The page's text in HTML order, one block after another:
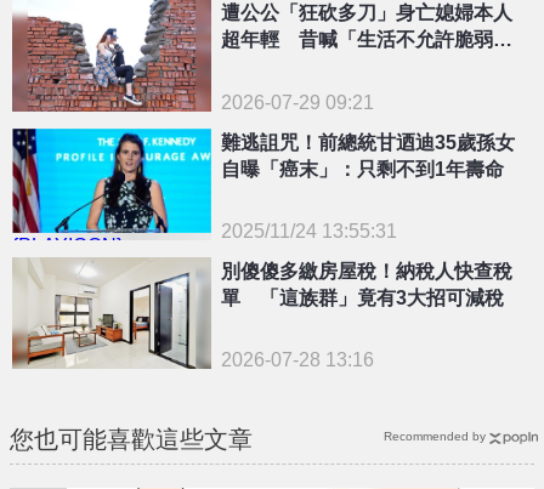
遭公公「狂砍多刀」身亡媳婦本人
超年輕 昔喊「生活不允許脆弱」I
2026-07-29 09:21
{PLAYICON}
難逃詛咒！前總統甘迺迪35歲孫女
自曝「癌末」：只剩不到1年壽命
2025/11/24 13:55:31
別傻傻多繳房屋稅！納稅人快查稅
單 「這族群」竟有3大招可減稅
2026-07-28 13:16
您也可能喜歡這些文章 Recommended by